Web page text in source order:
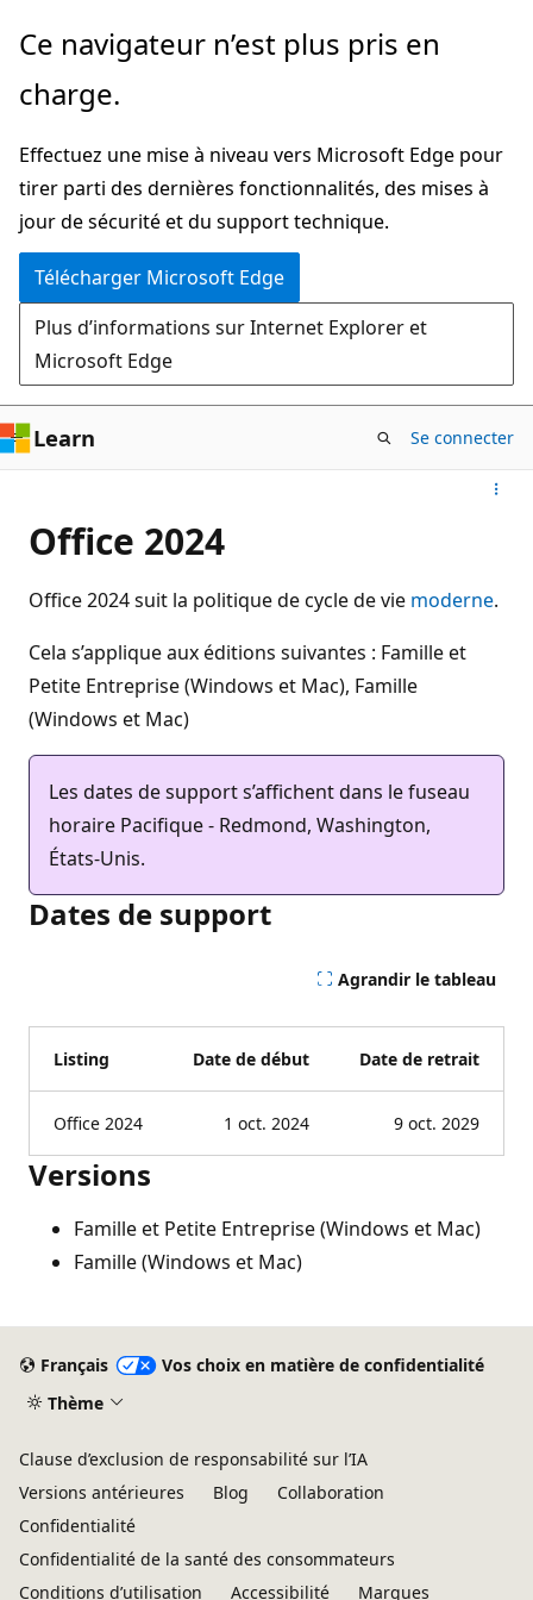
Passer
directement
au
principal
Ce navigateur n’est plus pris en
charge.
Effectuez une mise à niveau vers Microsoft Edge pour
tirer parti des dernières fonctionnalités, des mises à
jour de sécurité et du support technique.
Télécharger Microsoft Edge
Plus d’informations sur Internet Explorer et
Microsoft Edge
Learn Se connecter
Office 2024
Office 2024 suit la politique de cycle de vie moderne.
Cela s’applique aux éditions suivantes : Famille et
Petite Entreprise (Windows et Mac), Famille
(Windows et Mac)
Les dates de support s’affichent dans le fuseau
horaire Pacifique - Redmond, Washington,
États-Unis.
Dates de support
Agrandir le tableau
Listing Date de début Date de retrait
Office 2024 1 oct. 2024 9 oct. 2029
Versions
Famille et Petite Entreprise (Windows et Mac)
Famille (Windows et Mac)
Français
Vos choix en matière de confidentialité
Thème
Clause d’exclusion de responsabilité sur l’IA
Versions antérieures
Blog
Collaboration
Confidentialité
Confidentialité de la santé des consommateurs
Conditions d’utilisation
Accessibilité Marques